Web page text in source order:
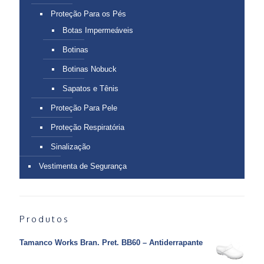
Proteção Para os Pés
Botas Impermeáveis
Botinas
Botinas Nobuck
Sapatos e Tênis
Proteção Para Pele
Proteção Respiratória
Sinalização
Vestimenta de Segurança
Produtos
Tamanco Works Bran. Pret. BB60 – Antiderrapante